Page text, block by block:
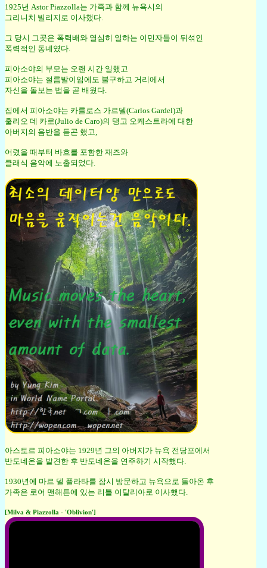
1925년 Astor Piazzolla는 가족과 함께 뉴욕시의
그리니치 빌리지로 이사했다.
그 당시 그곳은 폭력배와 열심히 일하는 이민자들이 뒤섞인
폭력적인 동네였다.
피아소야의 부모는 오랜 시간 일했고
피아소야는 절름발이임에도 불구하고 거리에서
자신을 돌보는 법을 곧 배웠다.
집에서 피아소야는 카를로스 가르델(Carlos Gardel)과
훌리오 데 카로(Julio de Caro)의 탱고 오케스트라에 대한
아버지의 음반을 듣곤 했고,
어렸을 때부터 바흐를 포함한 재즈와
클래식 음악에 노출되었다.
아스토르 피아소야는 1929년 그의 아버지가 뉴욕 전당포에서
반도네온을 발견한 후 반도네온을 연주하기 시작했다.
1930년에 마르 델 플라타를 잠시 방문하고 뉴욕으로 돌아온 후
가족은 로어 맨해튼에 있는 리틀 이탈리아로 이사했다.
[Milva & Piazzolla - 'Oblivion']